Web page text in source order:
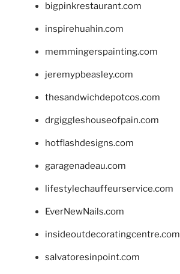
bigpinkrestaurant.com
inspirehuahin.com
memmingerspainting.com
jeremypbeasley.com
thesandwichdepotcos.com
drgiggleshouseofpain.com
hotflashdesigns.com
garagenadeau.com
lifestylechauffeurservice.com
EverNewNails.com
insideoutdecoratingcentre.com
salvatoresinpoint.com